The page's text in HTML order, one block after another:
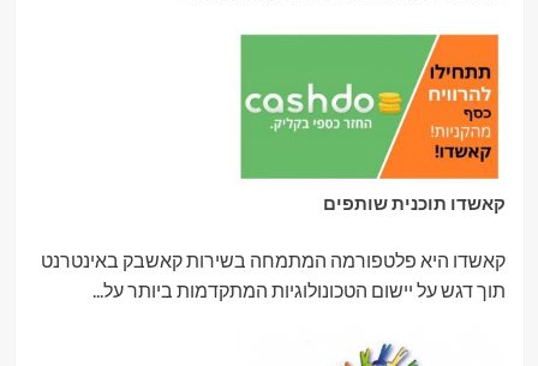
קאשדו תוכנית שותפים
קאשדו היא פלטפורמה המתמחה בשירות קאשבק באינטרנט
תוך דגש על יישום הטכונולוגיות המתקדמות ביותר על...